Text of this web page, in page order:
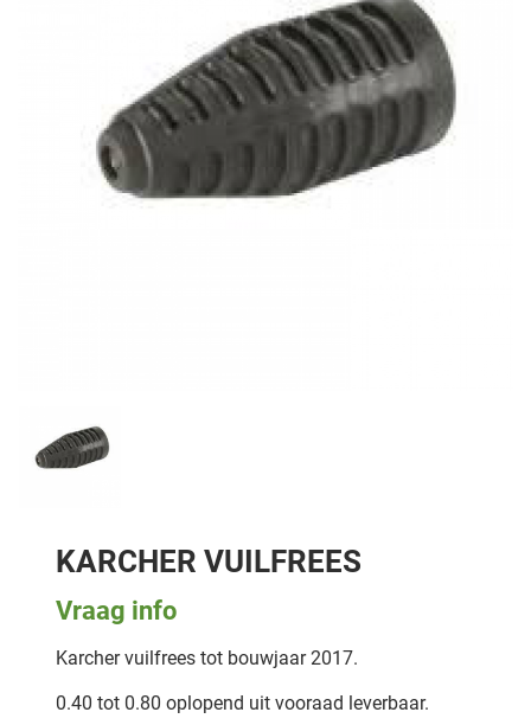
KARCHER VUILFREES
Vraag info
Karcher vuilfrees tot bouwjaar 2017.
0.40 tot 0.80 oplopend uit vooraad leverbaar.